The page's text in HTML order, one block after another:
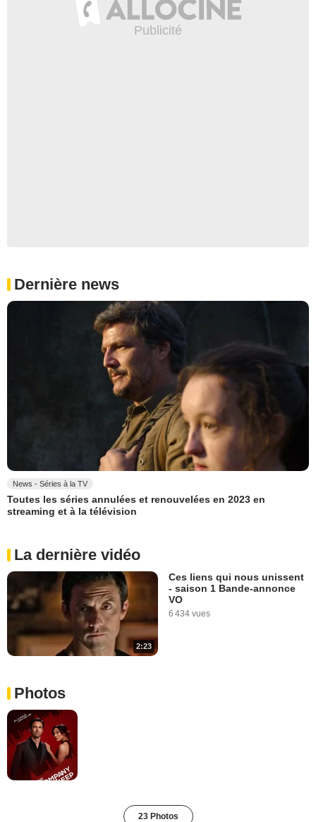
Dernière news
News - Séries à la TV
Toutes les séries annulées et renouvelées en 2023 en
streaming et à la télévision
La dernière vidéo
2:23
Ces liens qui nous unissent
- saison 1 Bande-annonce
VO
6 434 vues
Photos
23 Photos